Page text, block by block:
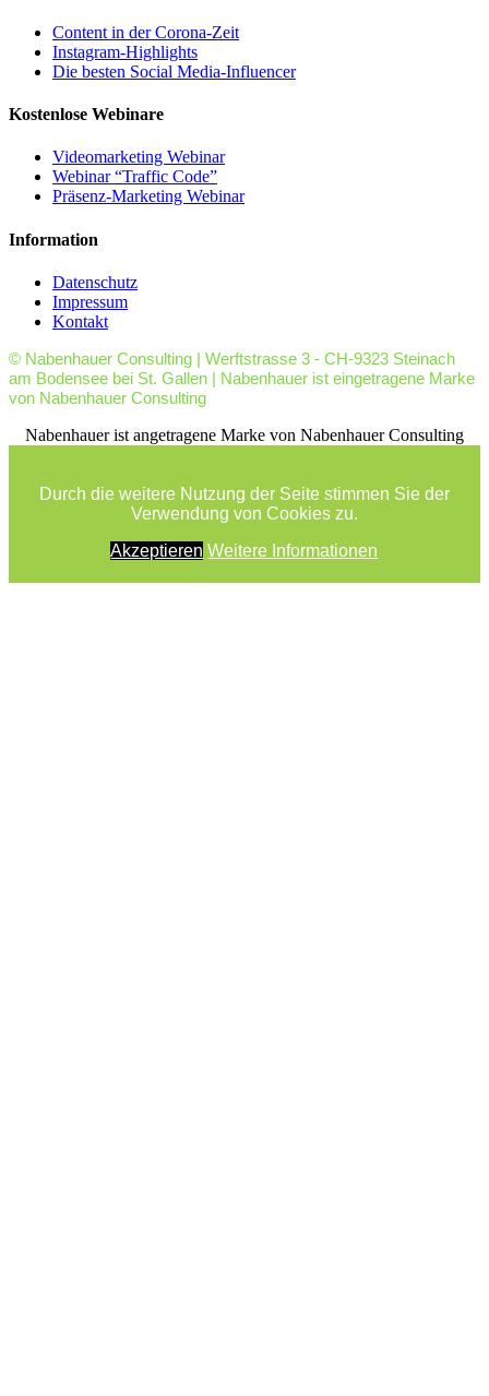
Content in der Corona-Zeit
Instagram-Highlights
Die besten Social Media-Influencer
Kostenlose Webinare
Videomarketing Webinar
Webinar “Traffic Code”
Präsenz-Marketing Webinar
Information
Datenschutz
Impressum
Kontakt
© Nabenhauer Consulting | Werftstrasse 3 - CH-9323 Steinach
am Bodensee bei St. Gallen | Nabenhauer ist eingetragene Marke
von Nabenhauer Consulting
facebook
youtube
rssNabenhauer ist angetragene Marke von Nabenhauer Consulting
Durch die weitere Nutzung der Seite stimmen Sie der
Verwendung von Cookies zu.
Akzeptieren Weitere Informationen